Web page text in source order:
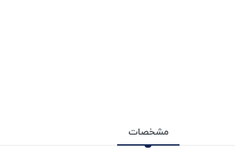
مشخصات